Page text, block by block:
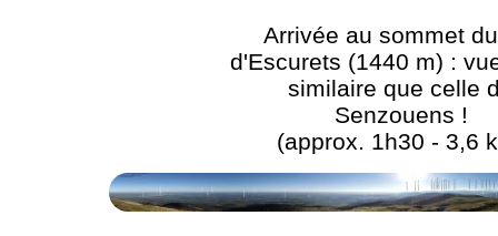
Arrivée au sommet
d'Escurets (1440 m) :
similaire que celle
Senzouens !
(approx. 1h30 - 3,6